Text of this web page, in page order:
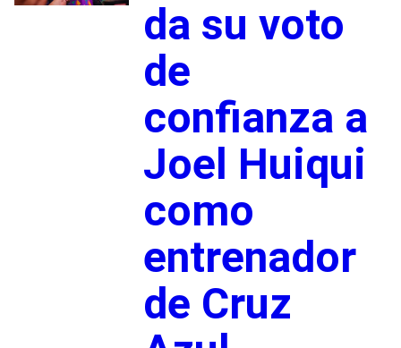
da su voto
de
confianza a
Joel Huiqui
como
entrenador
de Cruz